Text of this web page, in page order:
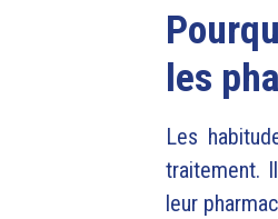
les
Les
traitement.
leur